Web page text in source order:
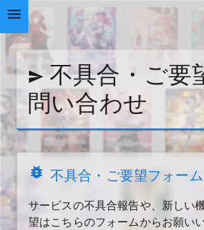
不具合・ご要
問い合わせ
不具合・ご要望フォーム
サービスの不具合報告や、新しい
望はこちらのフォームからお願い